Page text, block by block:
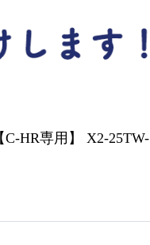
HR専用】 X2-25TW-